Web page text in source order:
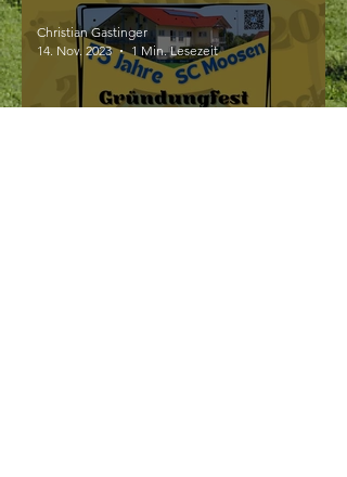
Christian Gastinger
14. Nov. 2023
1 Min. Lesezeit